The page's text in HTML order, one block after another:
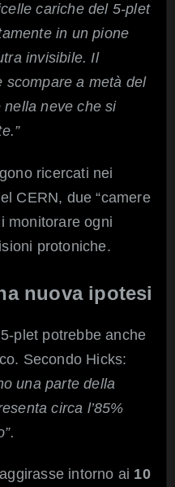
cariche del 5-plet
in un pione
invisibile. Il
scompare a metà del
neve che si
ricercati nei
CERN, due “camere
monitorare ogni
protoniche.
nuova ipotesi
plet potrebbe anche
Secondo Hicks:
una parte della
circa l’85%
intorno ai 10